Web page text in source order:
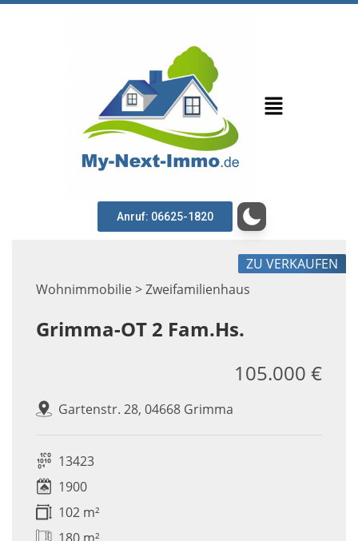
Anruf: 06625-1820
Wohnimmobilie > Zweifamilienhaus
ZU VERKAUFEN
Grimma-OT 2 Fam.Hs.
Gartenstr. 28, 04668 Grimma
105.000 €
13423
1900
102 m²